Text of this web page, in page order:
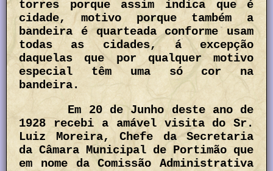
torres porque assim indica que é
cidade, motivo porque também a
bandeira é quarteada conforme usam
todas as cidades, á excepção
daquelas que por qualquer motivo
especial têm uma só cor na
bandeira.
Em 20 de Junho deste ano de
1928 recebi a amável visita do Sr.
Luiz Moreira, Chefe da Secretaria
da Câmara Municipal de Portimão que
em nome da Comissão Administrativa